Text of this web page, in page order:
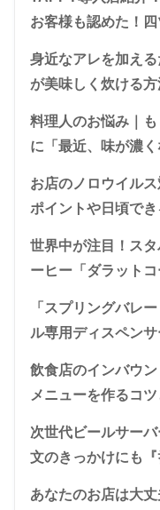
お客様も認めた！四
身近なアレを加え
が美味しく炊ける方
料理人のお悩み｜
に「最近、味が濃
お店のノロウイル
ポイントや日頃で
世界中が注目！ス
ーヒー「ダラット
「スプリングバレ
ル専用ディスペン
飲食店のインバウ
メニューを作るコ
次世代ビールサー
文のきっかけにも『
あなたのお店は大